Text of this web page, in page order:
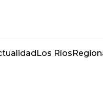
Los Ríos